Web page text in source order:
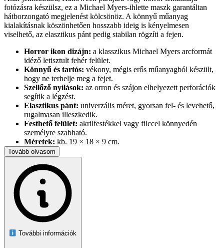
fotózásra készülsz, ez a Michael Myers-ihlette maszk garantáltan
hátborzongató megjelenést kölcsönöz. A könnyű műanyag
kialakításnak köszönhetően hosszabb ideig is kényelmesen
viselhető, az elasztikus pánt pedig stabilan rögzíti a fejen.
Horror ikon dizájn: a klasszikus Michael Myers arcformát
idéző letisztult fehér felület.
Könnyű és tartós: vékony, mégis erős műanyagból készült,
hogy ne terhelje meg a fejet.
Szellőző nyílások: az orron és szájon elhelyezett perforációk
segítik a légzést.
Elasztikus pánt: univerzális méret, gyorsan fel- és levehető,
rugalmasan illeszkedik.
Festhető felület: akrilfestékkel vagy filccel könnyedén
személyre szabható.
Méretek: kb. 19 × 18 × 9 cm.
Súly:pehelykönnyű, alig érezhető viselet közben.
Tökéletes választás cosplayhez, színházi előadáshoz vagy bármely
ijesztő rendezvényhez – tedd teljessé jelmezed egyetlen mozdulattal!
Tovább olvasom
További információk